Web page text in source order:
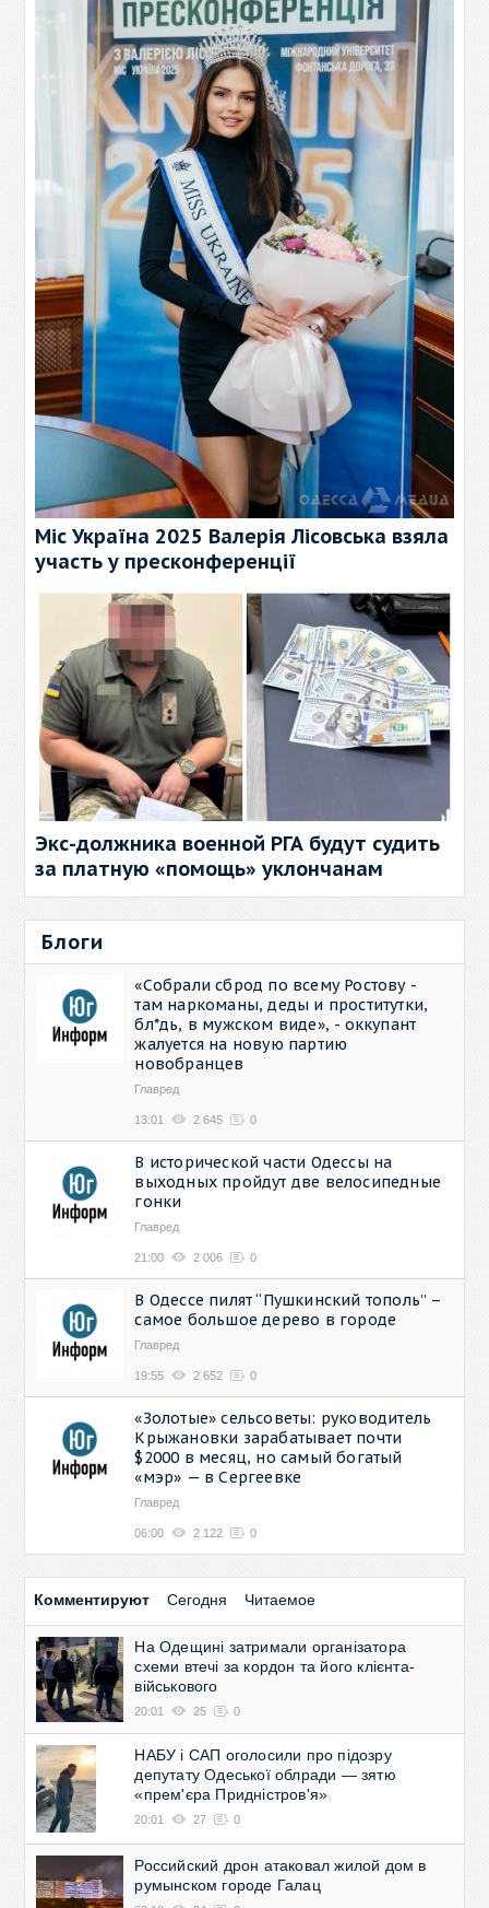
Міс Україна 2025 Валерія Лісовська взяла
участь у пресконференції
Экс-должника военной РГА будут судить
за платную «помощь» уклончанам
Блоги
«Собрали сброд по всему Ростову -
там наркоманы, деды и проститутки,
бл*дь, в мужском виде», - оккупант
жалуется на новую партию
новобранцев
Главред
13:01 2 645 0
В исторической части Одессы на
выходных пройдут две велосипедные
гонки
Главред
21:00 2 006 0
В Одессе пилят “Пушкинский тополь” –
самое большое дерево в городе
Главред
19:55 2 652 0
«Золотые» сельсоветы: руководитель
Крыжановки зарабатывает почти
$2000 в месяц, но самый богатый
«мэр» — в Сергеевке
Главред
06:00 2 122 0
Комментируют Сегодня Читаемое
На Одещині затримали організатора
схеми втечі за кордон та його клієнта-
військового
20:01 25 0
НАБУ і САП оголосили про підозру
депутату Одеської облради — зятю
«прем'єра Придністров'я»
20:01 27 0
Российский дрон атаковал жилой дом в
румынском городе Галац